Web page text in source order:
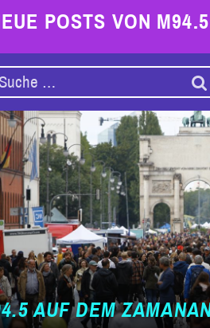
POSTS VON M94.5
AUF DEM